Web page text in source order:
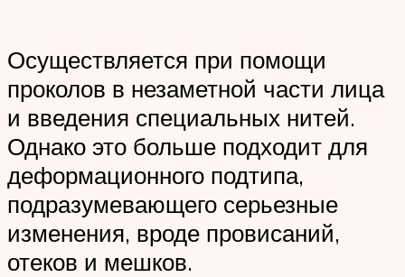
Осуществляется при помощи
проколов в незаметной части лица
и введения специальных нитей.
Однако это больше подходит для
деформационного подтипа,
подразумевающего серьезные
изменения, вроде провисаний,
отеков и мешков.